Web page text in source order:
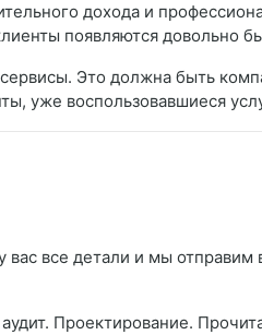
дохода и
появляются довольно
Это должна быть
уже воспользовавшиеся
вас все детали и мы
Проектирование.